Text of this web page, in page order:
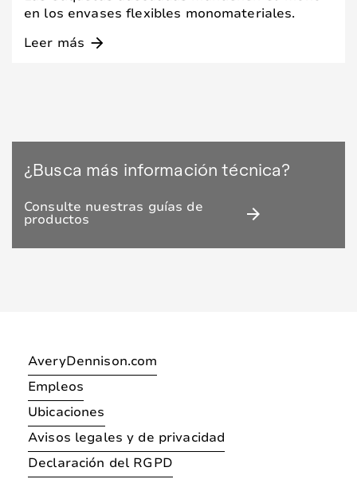
en los envases flexibles monomateriales.
Leer más arrow_forward
¿Busca más información técnica?
Consulte nuestras guías de
productos arrow_forward
AveryDennison.com
Empleos
Ubicaciones
Avisos legales y de privacidad
Declaración del RGPD